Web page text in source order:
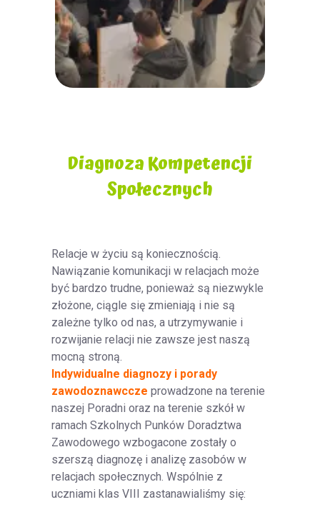
Diagnoza Kompetencji
Społecznych
Relacje w życiu są koniecznością.
Nawiązanie komunikacji w relacjach może
być bardzo trudne, ponieważ są niezwykle
złożone, ciągle się zmieniają i nie są
zależne tylko od nas, a utrzymywanie i
rozwijanie relacji nie zawsze jest naszą
mocną stroną.
Indywidualne diagnozy i porady
zawodoznawccze prowadzone na terenie
naszej Poradni oraz na terenie szkół w
ramach Szkolnych Punków Doradztwa
Zawodowego wzbogacone zostały o
szerszą diagnozę i analizę zasobów w
relacjach społecznych. Wspólnie z
uczniami klas VIII zastanawialiśmy się: